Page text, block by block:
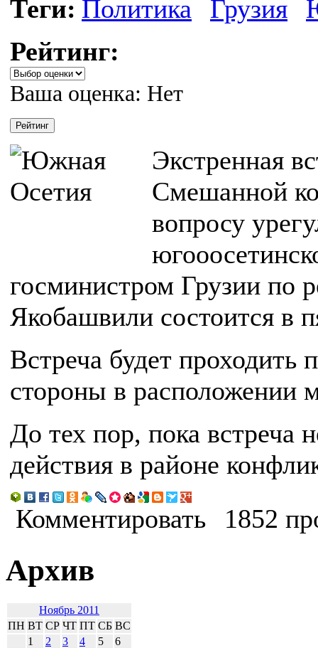
Теги: Политика Грузия
Рейтинг:
Ваша оценка: Нет
Экстренная
Смешанной
вопросу
госминистром Грузии по
Якобашвили состоится в
Встреча будет проходить
стороны в расположении
До тех пор, пока встреча
действия в районе
Комментировать
1852
Архив
Ноябрь 2011
ПН ВТ СР ЧТ ПТ СБ ВС
1
2 3 4 5
6